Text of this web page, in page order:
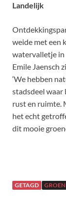
Landelijk
weide met een
watervalletje in
Emile Jaensch
‘We hebben
stadsdeel waar
rust en ruimte.
het echt
dit mooie
GETAGD GROEN